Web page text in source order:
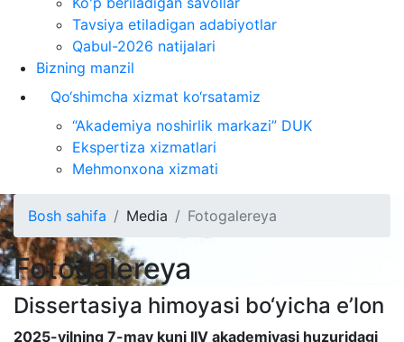
Tavsiya etiladigan adabiyotlar
Qabul-2026 natijalari
Bizning manzil
Qo‘shimcha xizmat ko‘rsatamiz
“Akademiya noshirlik markazi” DUK
Ekspertiza xizmatlari
Mehmonxona xizmati
Bosh sahifa Media Fotogalereya
Fotogalereya
Dissertasiya himoyasi bo‘yicha e’lon
2025-yilning 7-may kuni IIV akademiyasi huzuridagi